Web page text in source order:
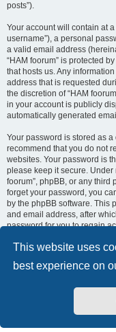
This website uses
best experience on
posts”).
Your account will contain at
username”), a personal
a valid email address
“HAM foorum” is protected
that hosts us. Any
address that is requested
the discretion of “HAM
in your account is publicly
automatically generated
Your password is stored as
recommend that you do not
websites. Your password is
please keep it secure. Under
foorum”, phpBB, or any third
forget your password, you
by the phpBB software. This
and email address, after
password for you to regain
Powered by